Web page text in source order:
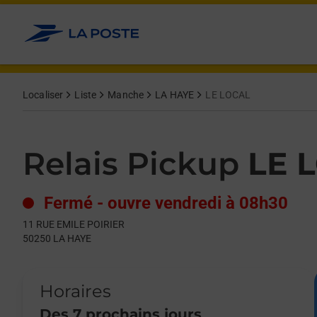
Allez au contenu
Localiser Liste Manche LA HAYE LE LOCAL
Relais Pickup LE
Fermé - ouvre vendredi à 08h30
11 RUE EMILE POIRIER
50250 LA HAYE
Horaires
Day of the WeekHours
Get directions to Relais Pickup at 11 RUE EMILE POIRIER LA
lien s'ouvre dans un nouvel onglet